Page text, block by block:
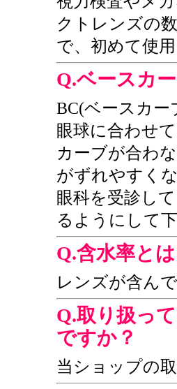
クトレンズの
で、初めて使
Q.ベースカ
BC(ベースカ
眼球に合わせ
カーブが合わ
がずれやすく
眼科を受診し
るようにして
Q.含水率と
レンズが含ん
Q.取り扱っ
ですか？
当ショップの